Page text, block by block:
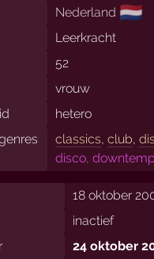
Nederland 🇳🇱
Leerkracht
52
vrouw
hetero
classics,club,
disco,
18 oktober
inactief
24 oktober